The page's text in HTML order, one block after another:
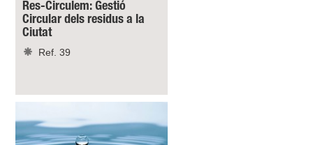
Res-Circulem: Gestió
Circular dels residus a la
Ciutat
Ref. 39